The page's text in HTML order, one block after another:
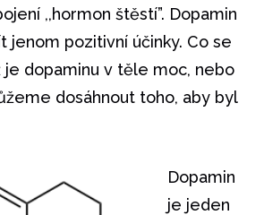
,,hormon štěstí”. Dopamin
jenom pozitivní účinky. Co se
je dopaminu v těle moc, nebo
dosáhnout toho, aby byl
Dopamin
je jeden